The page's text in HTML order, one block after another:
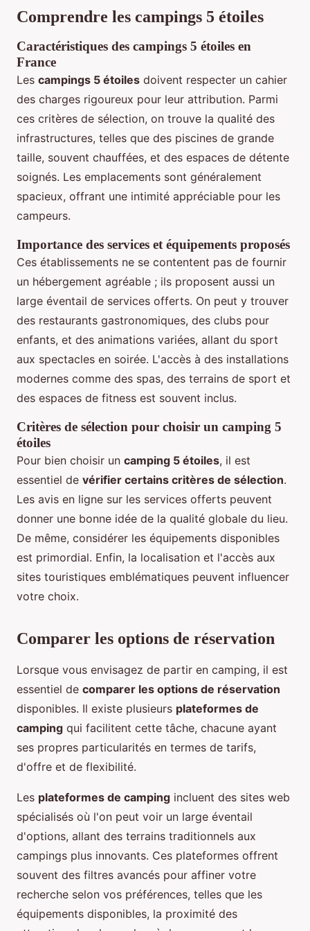
Comprendre les campings 5 étoiles
Caractéristiques des campings 5 étoiles en
France
Les campings 5 étoiles doivent respecter un cahier
des charges rigoureux pour leur attribution. Parmi
ces critères de sélection, on trouve la qualité des
infrastructures, telles que des piscines de grande
taille, souvent chauffées, et des espaces de détente
soignés. Les emplacements sont généralement
spacieux, offrant une intimité appréciable pour les
campeurs.
Importance des services et équipements proposés
Ces établissements ne se contentent pas de fournir
un hébergement agréable ; ils proposent aussi un
large éventail de services offerts. On peut y trouver
des restaurants gastronomiques, des clubs pour
enfants, et des animations variées, allant du sport
aux spectacles en soirée. L'accès à des installations
modernes comme des spas, des terrains de sport et
des espaces de fitness est souvent inclus.
Critères de sélection pour choisir un camping 5
étoiles
Pour bien choisir un camping 5 étoiles, il est
essentiel de vérifier certains critères de sélection.
Les avis en ligne sur les services offerts peuvent
donner une bonne idée de la qualité globale du lieu.
De même, considérer les équipements disponibles
est primordial. Enfin, la localisation et l'accès aux
sites touristiques emblématiques peuvent influencer
votre choix.
Comparer les options de réservation
Lorsque vous envisagez de partir en camping, il est
essentiel de comparer les options de réservation
disponibles. Il existe plusieurs plateformes de
camping qui facilitent cette tâche, chacune ayant
ses propres particularités en termes de tarifs,
d'offre et de flexibilité.
Les plateformes de camping incluent des sites web
spécialisés où l'on peut voir un large éventail
d'options, allant des terrains traditionnels aux
campings plus innovants. Ces plateformes offrent
souvent des filtres avancés pour affiner votre
recherche selon vos préférences, telles que les
équipements disponibles, la proximité des